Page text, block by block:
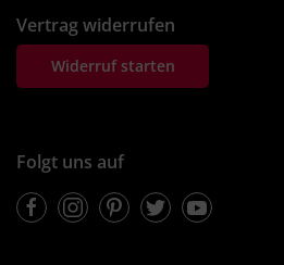
Vertrag widerrufen
Widerruf starten
Folgt uns auf
FacebookInstagramPinterestTwitterYoutube